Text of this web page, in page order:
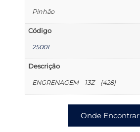
Pinhão
Código
25001
Descrição
ENGRENAGEM – 13Z – [428]
Onde Encontrar